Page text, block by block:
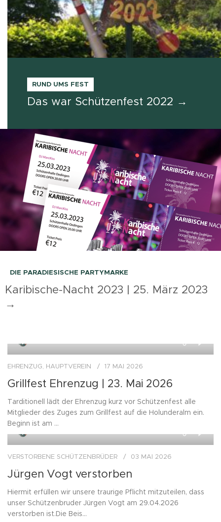
RUND UMS FEST
Das war Schützenfest 2022 →
DIE PARADIESISCHE PARTYMARKE
Karibische-Nacht 2023 | 25. März 2023
→
EHRENZUG, HAUPTVEREIN 17 MAI 2026
Grillfest Ehrenzug | 23. Mai 2026
Tarditionell lädt der Ehrenzug kurz vor Schützenfest alle
Mitglieder des Zuges zum Grillfest auf die Holunderalm ein.
Beginn ist am ...
VERSTORBENE SCHÜTZENBRÜDER 03 MAI 2026
Jürgen Vogt verstorben
Hiermit erfüllen wir unsere traurige Pflicht mitzuteilen, dass
unser Schützenbruder Jürgen Vogt am 29.04.2026
verstorben ist.Die Beis...